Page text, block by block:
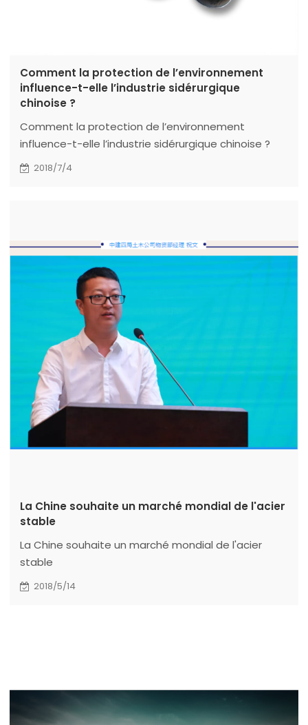
Comment la protection de l’environnement
influence-t-elle l’industrie sidérurgique
chinoise ?
Comment la protection de l’environnement
influence-t-elle l’industrie sidérurgique chinoise ?
2018/7/4
La Chine souhaite un marché mondial de l'acier
stable
La Chine souhaite un marché mondial de l'acier
stable
2018/5/14